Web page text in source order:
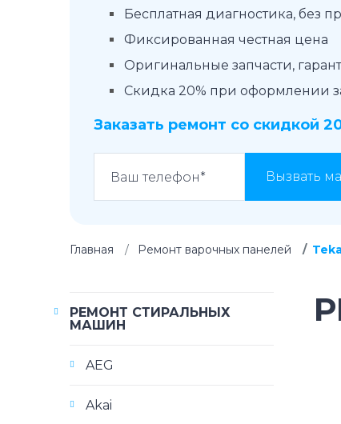
Бесплатная диагностика, без
Фиксированная честная цена
Оригинальные запчасти,
Скидка 20% при оформлении
Заказать ремонт со скидкой
Вызвать
Главная Ремонт варочных панелей
РЕМОНТ СТИРАЛЬНЫХ
МАШИН
AEG
Akai